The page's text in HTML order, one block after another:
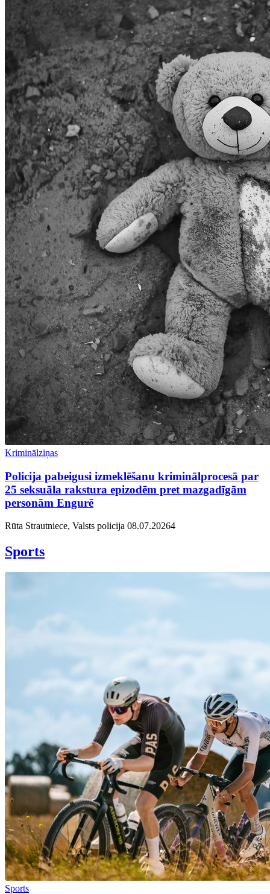
Kriminālziņas
Policija pabeigusi izmeklēšanu kriminālprocesā par
25 seksuāla rakstura epizodēm pret mazgadīgām
personām Engurē
Rūta Strautniece, Valsts policija 08.07.20264
Sports
Sports